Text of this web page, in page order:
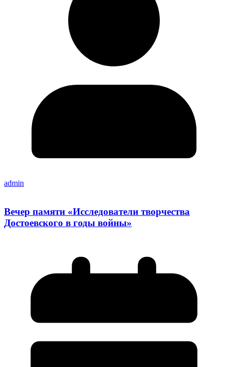
admin
Вечер памяти «Исследователи творчества
Достоевского в годы войны»